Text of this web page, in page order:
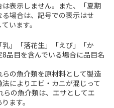
表示しません。また、「夏期
場合は、記号での表示はせ
います。
」「落花生」「えび」「か
品目を含んでいる場合に品目名
の魚介類を原材料として製造
によりエビ・カニが混じって
らの魚介類は、エサとしてエ
ます。